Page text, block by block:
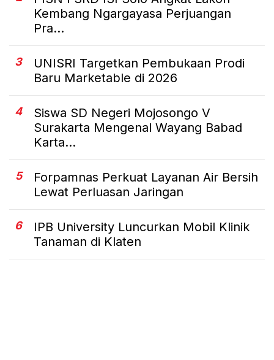
Kembang Ngargayasa Perjuangan
Pra...
3
UNISRI Targetkan Pembukaan Prodi
Baru Marketable di 2026
4
Siswa SD Negeri Mojosongo V
Surakarta Mengenal Wayang Babad
Karta...
5
Forpamnas Perkuat Layanan Air Bersih
Lewat Perluasan Jaringan
6
IPB University Luncurkan Mobil Klinik
Tanaman di Klaten